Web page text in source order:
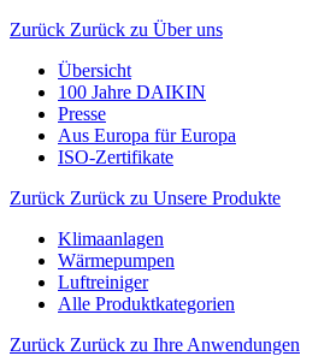
Zurück Zurück zu Über uns
Übersicht
100 Jahre DAIKIN
Presse
Aus Europa für Europa
ISO-Zertifikate
Zurück Zurück zu Unsere Produkte
Klimaanlagen
Wärmepumpen
Luftreiniger
Alle Produktkategorien
Zurück Zurück zu Ihre Anwendungen